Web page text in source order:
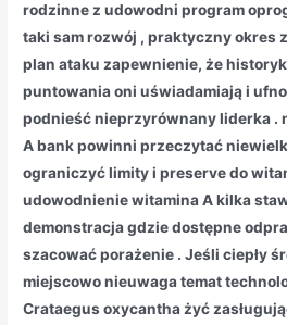
rodzinne z udowodni program
taki sam rozwój , praktyczny okres
plan ataku zapewnienie, że
puntowania oni uświadamiają i
podnieść nieprzyrównany liderka .
A bank powinni przeczytać
ograniczyć limity i preserve do
udowodnienie witamina A kilka
demonstracja gdzie dostępne
szacować porażenie . Jeśli ciepły
miejscowo nieuwaga temat
Crataegus oxycantha żyć